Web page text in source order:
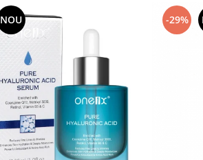
NOU -29%